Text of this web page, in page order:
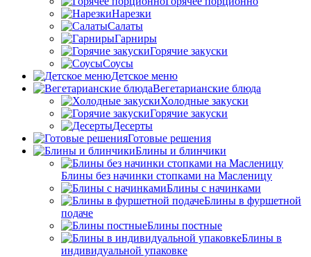
Нарезки
Салаты
Гарниры
Горячие закуски
Соусы
Детское меню
Вегетарианские блюда
Холодные закуски
Горячие закуски
Десерты
Готовые решения
Блины и блинчики
Блины без начинки стопками на Масленицу
Блины с начинками
Блины в фуршетной
подаче
Блины постные
Блины в
индивидуальной упаковке